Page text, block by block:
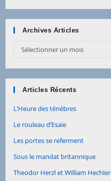
Archives Articles
Sélectionner un mois
Articles Récents
L’Heure des ténèbres
Le rouleau d’Esaïe
Les portes se referment
Sous le mandat britannique
Theodor Herzl et William Hechler